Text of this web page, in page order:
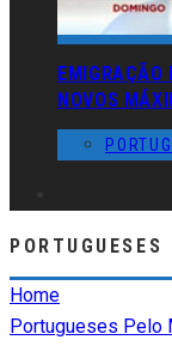
EMIGRAÇÃO
NOVOS
PORTUGUESES
Home
Portugueses Pelo